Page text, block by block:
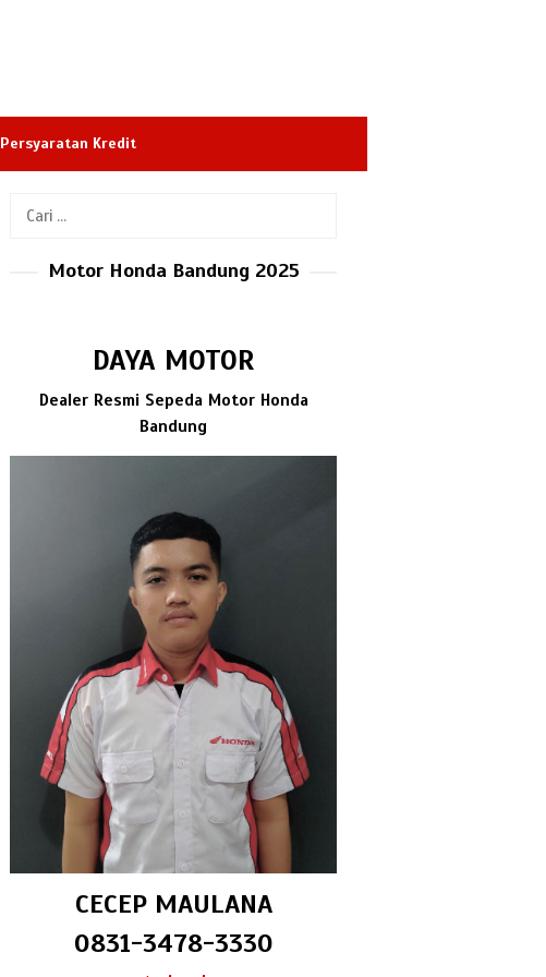
Persyaratan Kredit
Cari
Motor Honda Bandung 2025
DAYA MOTOR
Dealer Resmi Sepeda Motor Honda
Bandung
CECEP MAULANA
0831-3478-3330